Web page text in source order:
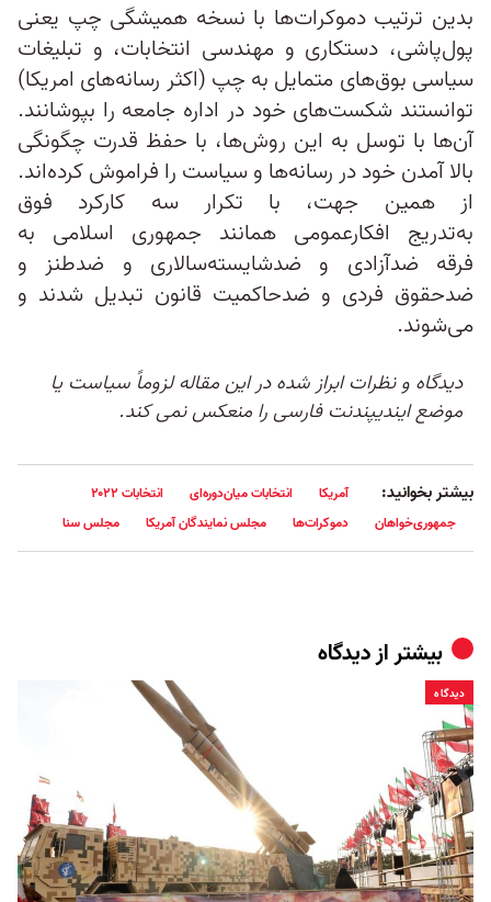
بدین ترتیب دموکرات‌ها با نسخه همیشگی چپ یعنی
پول‌پاشی، دستکاری و مهندسی انتخابات، و تبلیغات
سیاسی بوق‌های متمایل به چپ (اکثر رسانه‌های امریکا)
توانستند شکست‌های خود در اداره‌ جامعه را بپوشانند.
آن‌ها با توسل به این روش‌ها، با حفظ قدرت چگونگی
بالا آمدن خود در رسانه‌ها و سیاست را فراموش کرده‌اند.
از همین جهت، با تکرار سه کارکرد فوق
به‌تدریج افکارعمومی همانند جمهوری اسلامی به
فرقه‌ ضدآزادی و ضدشایسته‌سالاری و ضدطنز و
ضدحقوق فردی و ضدحاکمیت قانون تبدیل شدند و
می‌شوند.
دیدگاه و نظرات ابراز شده در این مقاله لزوماً سیاست یا
موضع ایندیپندنت فارسی را منعکس نمی کند.
بیشتر بخوانید: آمریکا انتخابات میان‌دوره‌ای
انتخابات ۲۰۲۲
جمهوری‌خواهان
دموکرات‌ها مجلس نمایندگان آمریکا مجلس سنا
بیشتر ازدیدگاه
دیدگاه